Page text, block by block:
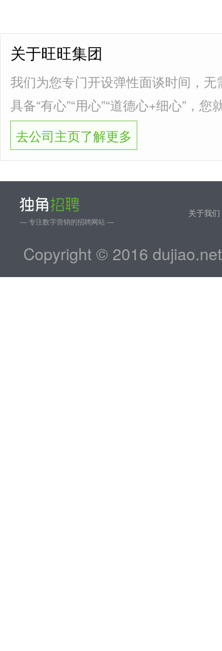
关于旺旺集团
我们为您专门开设弹性面谈时间，
具备“有心”“用心”“道德心+细心”，
去公司主页了解更多
— 专注数字营销的招聘网站 —
关于我们
Copyright © 2016